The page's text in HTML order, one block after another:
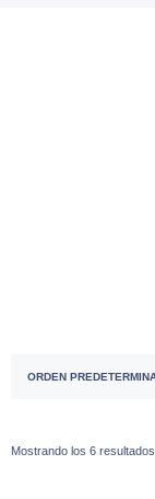
Mostrando los 6 resultados